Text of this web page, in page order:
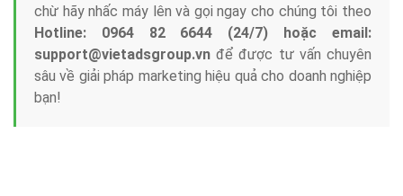
chừ hãy nhấc máy lên và gọi ngay cho chúng tôi theo
Hotline: 0964 82 6644 (24/7) hoặc email:
support@vietadsgroup.vn để được tư vấn chuyên
sâu về giải pháp marketing hiệu quả cho doanh nghiệp
bạn!